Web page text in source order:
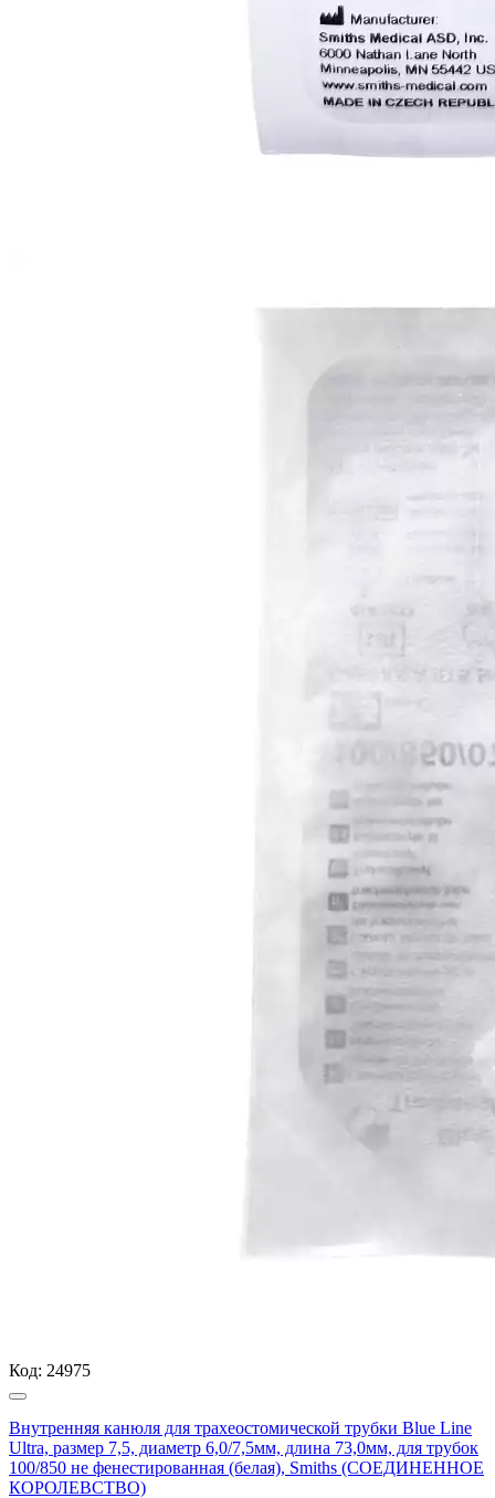
Код: 24975
Внутренняя канюля для трахеостомической трубки Blue Line
Ultra, размер 7,5, диаметр 6,0/7,5мм, длина 73,0мм, для трубок
100/850 не фенестированная (белая), Smiths (СОЕДИНЕННОЕ
КОРОЛЕВСТВО)